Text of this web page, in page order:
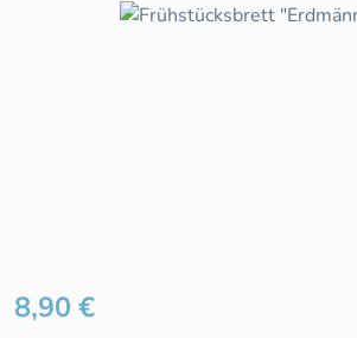
Bildergalerie überspringen
Regulärer Preis:
8,90 €